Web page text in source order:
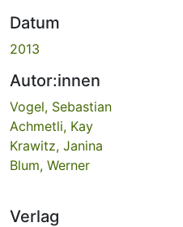
Datum
2013
Autor:innen
Vogel, Sebastian
Achmetli, Kay
Krawitz, Janina
Blum, Werner
Verlag